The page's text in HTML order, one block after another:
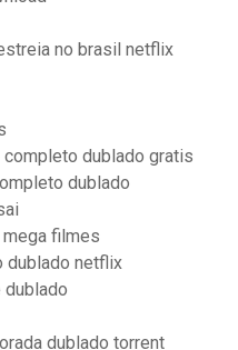
no brasil netflix
completo dublado gratis
dublado
filmes
dublado netflix
dublado torrent